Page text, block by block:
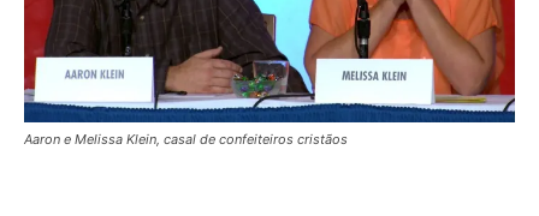
Aaron e Melissa Klein, casal de confeiteiros cristãos